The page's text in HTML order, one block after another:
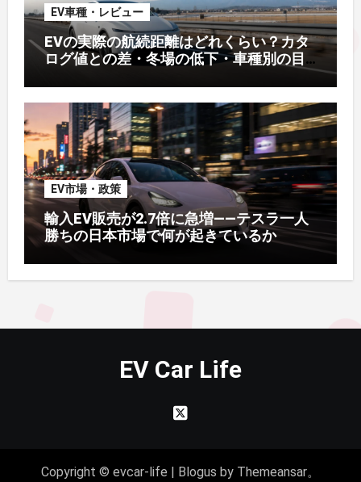
EV車種・レビュー
EVの実際の航続距離はどれくらい？カタ
ログ値との差・冬場の低下・車種別の目
EV市場・政策
輸入EV販売が2.7倍に急増——テスラ一人
勝ちの日本市場で何が起きているか
EV Car Life
Copyright © evcar-life Blogus by Themeansar。